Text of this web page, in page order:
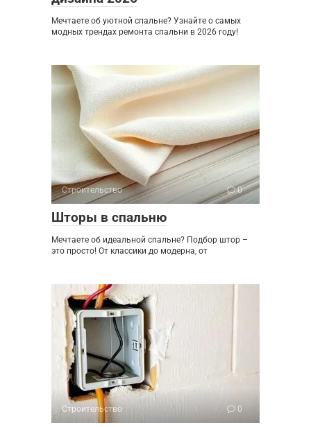
Мечтаете об уютной спальне? Узнайте о самых
модных трендах ремонта спальни в 2026 году!
Строительство 0
Шторы в спальню
Мечтаете об идеальной спальне? Подбор штор –
это просто! От классики до модерна, от
Строительство 0